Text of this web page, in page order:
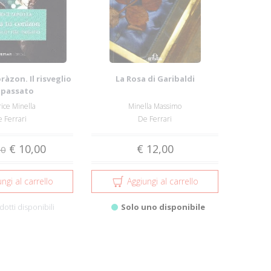
Il risveglio
Minella
Ferrari
€ 10,00
al carrello
disponibili
La Rosa di Garibaldi
Minella Massimo
De Ferrari
€ 12,00
Aggiungi al carrello
Solo uno disponibile